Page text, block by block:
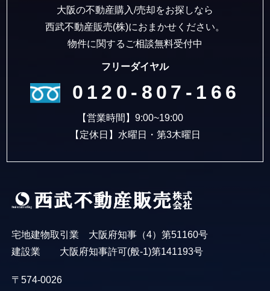
大阪の不動産購入/売却をお探しなら
西武不動産販売(株)におまかせください。
物件に関するご相談無料受付中
フリーダイヤル
0120-807-166
【営業時間】9:00~19:00
【定休日】水曜日・第3木曜日
宅地建物取引業 大阪府知事（4）第51160号
建設業 大阪府知事許可(般-1)第141193号
〒574-0026